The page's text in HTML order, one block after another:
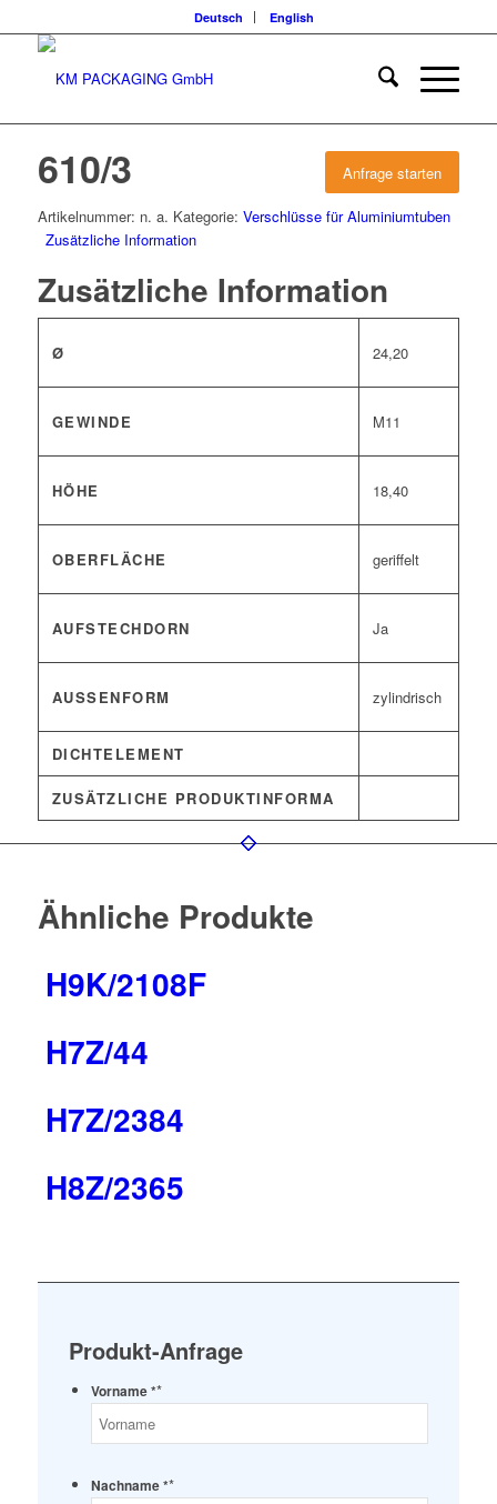
Deutsch English
Anfrage starten
610/3
Artikelnummer: n. a. Kategorie: Verschlüsse für Aluminiumtuben
Zusätzliche Information
Zusätzliche Information
Ø 24,20
GEWINDE M11
HÖHE 18,40
OBERFLÄCHE geriffelt
AUFSTECHDORN Ja
AUSSENFORM zylindrisch
DICHTELEMENT
ZUSÄTZLICHE PRODUKTINFORMA
Ähnliche Produkte
H9K/2108F
H7Z/44
H7Z/2384
H8Z/2365
Produkt-Anfrage
Vorname **
Nachname **